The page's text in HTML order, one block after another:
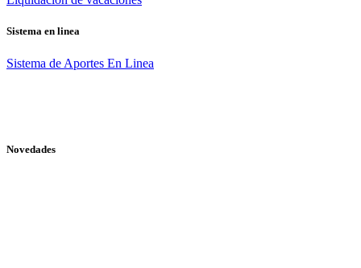
Sistema en linea
Sistema de Aportes En Linea
Novedades